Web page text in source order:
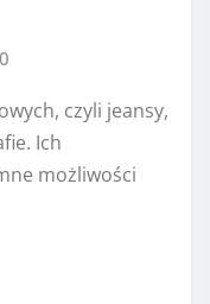
0
czyli jeansy,
Ich
możliwości